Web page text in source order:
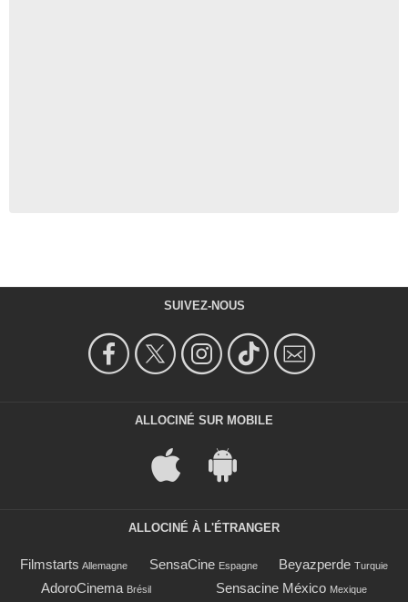
SUIVEZ-NOUS
ALLOCINÉ SUR MOBILE
ALLOCINÉ À L'ÉTRANGER
Filmstarts Allemagne SensaCine Espagne Beyazperde Turquie
AdoroCinema Brésil Sensacine México Mexique